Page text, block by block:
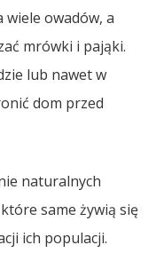
wiele owadów, a
mrówki i pająki.
lub nawet w
dom przed
naturalnych
same żywią się
ich populacji.